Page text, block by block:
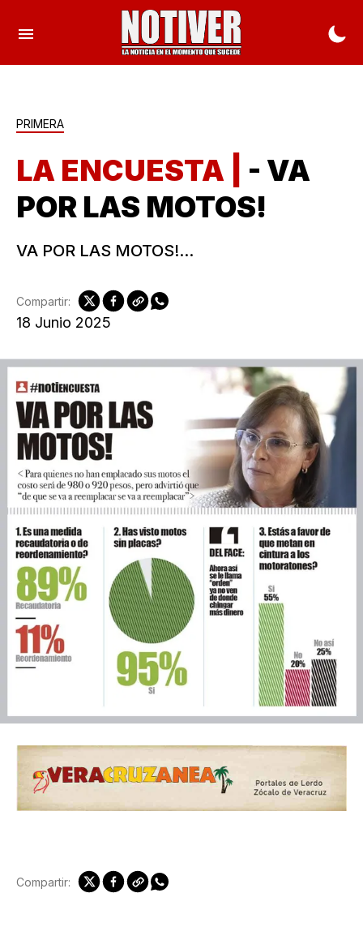
PRIMERA
LA ENCUESTA | - VA
POR LAS MOTOS!
VA POR LAS MOTOS!...
18 Junio 2025
Compartir:
Compartir: